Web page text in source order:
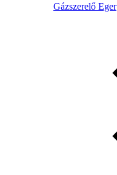
Gázszerelő Eger